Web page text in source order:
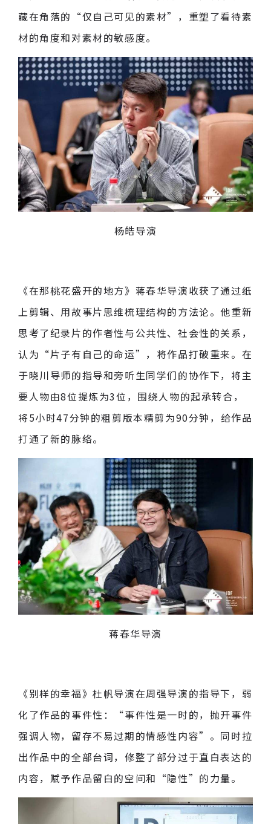
藏在角落的“仅自己可见的素材”，重塑了看待素
材的角度和对素材的敏感度。
杨皓导演
《在那桃花盛开的地方》蒋春华导演收获了通过纸
上剪辑、用故事片思维梳理结构的方法论。他重新
思考了纪录片的作者性与公共性、社会性的关系，
认为“片子有自己的命运”，将作品打破重来。在
于晓川导师的指导和旁听生同学们的协作下，将主
要人物由8位提炼为3位，围绕人物的起承转合，
将5小时47分钟的粗剪版本精剪为90分钟，给作品
打通了新的脉络。
蒋春华导演
《别样的幸福》杜帆导演在周强导演的指导下，弱
化了作品的事件性：“事件性是一时的，抛开事件
强调人物，留存不易过期的情感性内容”。同时拉
出作品中的全部台词，修整了部分过于直白表达的
内容，赋予作品留白的空间和“隐性”的力量。